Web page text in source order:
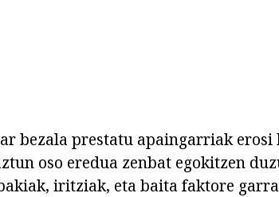
bezala prestatu apaingarriak erosi
oso eredua zenbat egokitzen
iritziak, eta baita faktore